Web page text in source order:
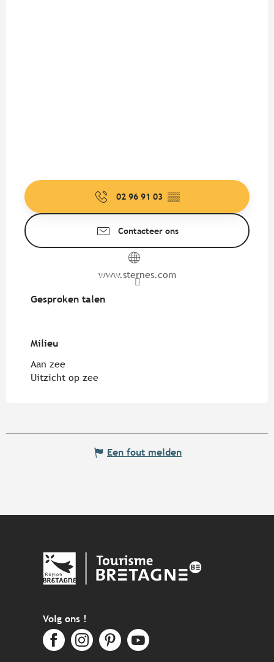
02 96 91 03 ▒▒
Contacteer ons
www.sternes.com
Gesproken talen
Gesproken talen
Milieu
Milieu
Aan zee
Uitzicht op zee
Een fout melden
Volg ons !